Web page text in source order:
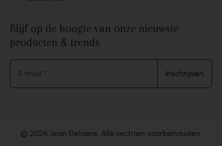
Blijf op de hoogte van onze nieuwste
producten & trends
E-mail * Inschrijven
© 2026 Jean Delaere. Alle rechten voorbehouden.